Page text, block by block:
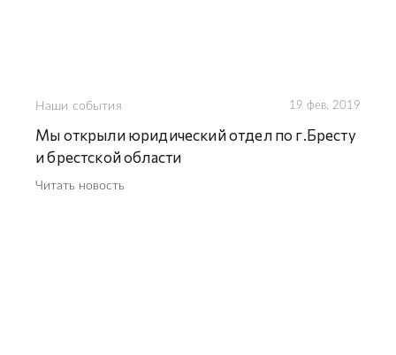
Наши события 19 фев. 2019
Мы открыли юридический отдел по г.Бресту
и брестской области
Читать новость